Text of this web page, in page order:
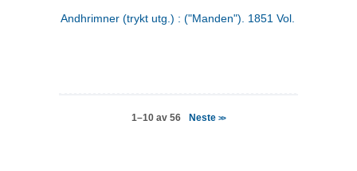
Andhrimner (trykt utg.) : ("Manden"). 1851 Vol. 1 Nr. 6
1–10 av 56 Neste>>